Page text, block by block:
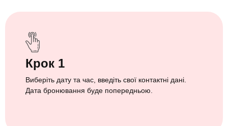
Крок 1
Виберіть дату та час, введіть свої контактні дані.
Дата бронювання буде попередньою.